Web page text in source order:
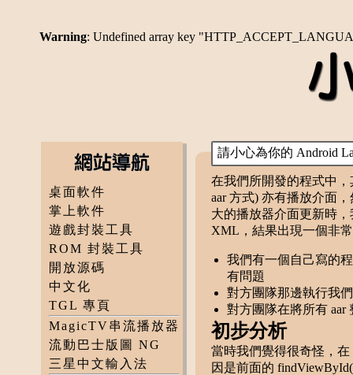
Warning: Undefined array key
桌面軟件
掌上軟件
遊戲封裝工具
ROM 封裝工具
開放源碼
中文化
TGL 專頁
MagicTV串流播放器
流動巴士版圖 NG
三星中文輸入法
請小心為你的 Android
在我們所開發的程式中
aar 方式) 亦有播放介面
大的播放器介面更新時
XML，結果出現一個非
我們有一個自己寫的
有問題
對方團隊那邊執行我
對方團隊在將所有 aar
初步分析
當時我們覺得很奇怪，在
因是前面的